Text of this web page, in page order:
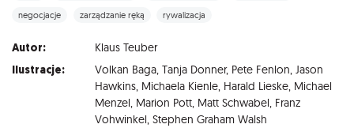
negocjacje
zarządzanie ręką rywalizacja
Autor: Klaus Teuber
Ilustracje: Volkan Baga, Tanja Donner, Pete Fenlon, Jason
Hawkins, Michaela Kienle, Harald Lieske, Michael
Menzel, Marion Pott, Matt Schwabel, Franz
Vohwinkel, Stephen Graham Walsh